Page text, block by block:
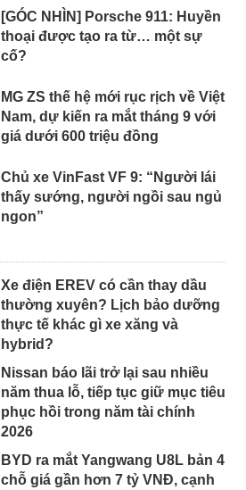
[GÓC NHÌN] Porsche 911: Huyền
thoại được tạo ra từ… một sự
cố?
MG ZS thế hệ mới rục rịch về Việt
Nam, dự kiến ra mắt tháng 9 với
giá dưới 600 triệu đồng
Chủ xe VinFast VF 9: “Người lái
thấy sướng, người ngồi sau ngủ
ngon”
Xe điện EREV có cần thay dầu
thường xuyên? Lịch bảo dưỡng
thực tế khác gì xe xăng và
hybrid?
Nissan báo lãi trở lại sau nhiều
năm thua lỗ, tiếp tục giữ mục tiêu
phục hồi trong năm tài chính
2026
BYD ra mắt Yangwang U8L bản 4
chỗ giá gần hơn 7 tỷ VNĐ, cạnh